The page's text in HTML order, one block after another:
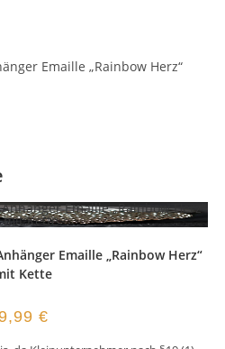
Emaille „Rainbow Herz“
Emaille „Rainbow Herz“
Kette
€